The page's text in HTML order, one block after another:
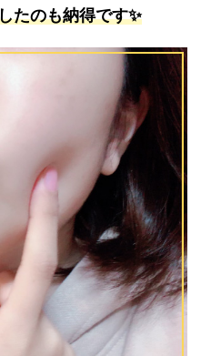
たのも納得です✨